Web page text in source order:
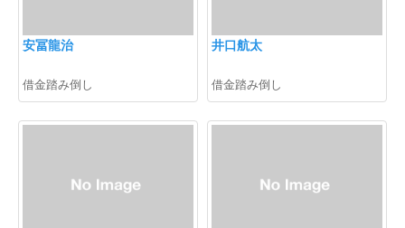
安冨龍治
借金踏み倒し
井口航太
借金踏み倒し